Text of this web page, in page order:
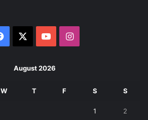
Facebook YouTubeInstagram
August 2026
W T F S S
1 2